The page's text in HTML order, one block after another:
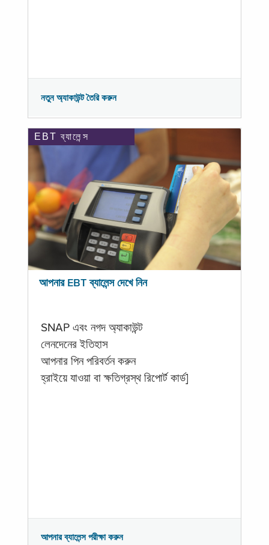
নতুন অ্যাকাউন্ট তৈরি করুন
EBT ব্যালেন্স
আপনার EBT ব্যালেন্স দেখে নিন
SNAP এবং নগদ অ্যাকাউন্ট
লেনদেনের ইতিহাস
আপনার পিন পরিবর্তন করুন
হ্রাইয়ে যাওয়া বা ক্ষতিগ্রস্থ রিপোর্ট কার্ড]
আপনার ব্যালেন্স পরীক্ষা করুন